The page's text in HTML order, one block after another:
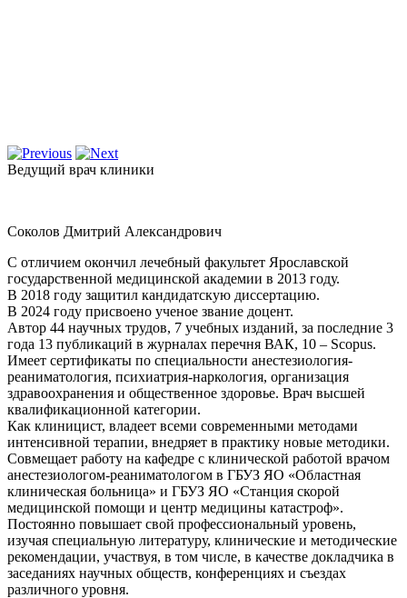
Ведущий врач клиники
Соколов Дмитрий Александрович
С отличием окончил лечебный факультет Ярославской
государственной медицинской академии в 2013 году.
В 2018 году защитил кандидатскую диссертацию.
В 2024 году присвоено ученое звание доцент.
Автор 44 научных трудов, 7 учебных изданий, за последние 3
года 13 публикаций в журналах перечня ВАК, 10 – Scopus.
Имеет сертификаты по специальности анестезиология-
реаниматология, психиатрия-наркология, организация
здравоохранения и общественное здоровье. Врач высшей
квалификационной категории.
Как клиницист, владеет всеми современными методами
интенсивной терапии, внедряет в практику новые методики.
Совмещает работу на кафедре с клинической работой врачом
анестезиологом-реаниматологом в ГБУЗ ЯО «Областная
клиническая больница» и ГБУЗ ЯО «Станция скорой
медицинской помощи и центр медицины катастроф».
Постоянно повышает свой профессиональный уровень,
изучая специальную литературу, клинические и методические
рекомендации, участвуя, в том числе, в качестве докладчика в
заседаниях научных обществ, конференциях и съездах
различного уровня.